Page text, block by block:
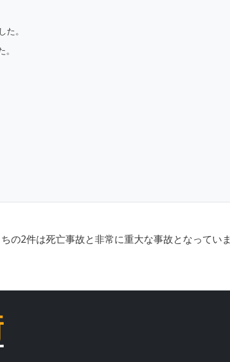
。
の2件は死亡事故と非常に重大な事故となっていま